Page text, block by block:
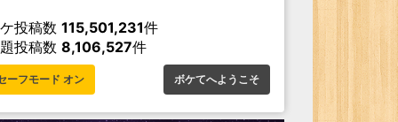
投稿数 115,501,231件
投稿数 8,106,527件
ーフモード オン ボケてへようこそ